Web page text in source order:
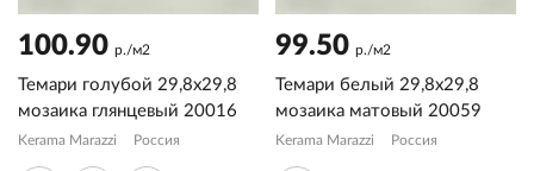
100.90 р./м2
Темари голубой 29,8x29,8
мозаика глянцевый 20016
Kerama Marazzi Россия
99.50 р./м2
Темари белый 29,8x29,8
мозаика матовый 20059
Kerama Marazzi Россия